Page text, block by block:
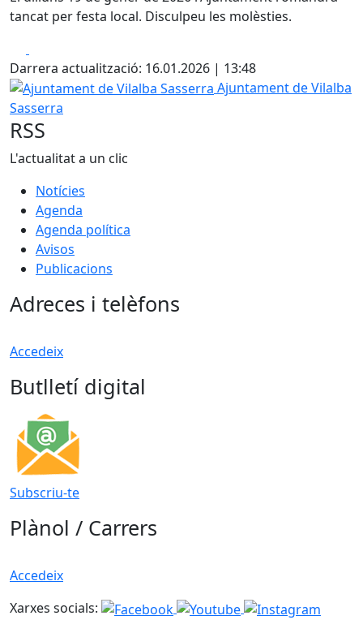
tancat per festa local. Disculpeu les molèsties.
Darrera actualització: 16.01.2026 | 13:48
Ajuntament de Vilalba Sasserra
Ajuntament de Vilalba
Sasserra
RSS
L'actualitat a un clic
Notícies
Agenda
Agenda política
Avisos
Publicacions
Adreces i telèfons
Accedeix
Butlletí digital
Subscriu-te
Plànol / Carrers
Accedeix
Xarxes socials: